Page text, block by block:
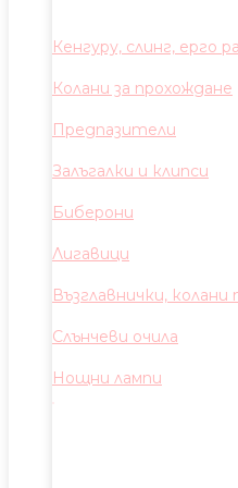
Кенгуру, слинг, ерго
Колани за прохождане
Предпазители
Залъгалки и клипси
Биберони
Лигавици
Възглавнички,
Слънчеви очила
Нощни лампи